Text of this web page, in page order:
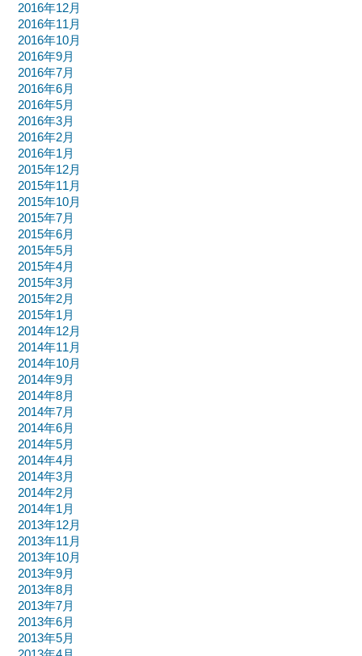
2016年12月
2016年11月
2016年10月
2016年9月
2016年7月
2016年6月
2016年5月
2016年3月
2016年2月
2016年1月
2015年12月
2015年11月
2015年10月
2015年7月
2015年6月
2015年5月
2015年4月
2015年3月
2015年2月
2015年1月
2014年12月
2014年11月
2014年10月
2014年9月
2014年8月
2014年7月
2014年6月
2014年5月
2014年4月
2014年3月
2014年2月
2014年1月
2013年12月
2013年11月
2013年10月
2013年9月
2013年8月
2013年7月
2013年6月
2013年5月